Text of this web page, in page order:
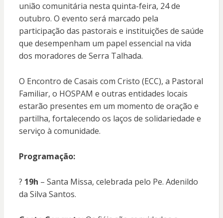
união comunitária nesta quinta-feira, 24 de
outubro. O evento será marcado pela
participação das pastorais e instituições de saúde
que desempenham um papel essencial na vida
dos moradores de Serra Talhada.
O Encontro de Casais com Cristo (ECC), a Pastoral
Familiar, o HOSPAM e outras entidades locais
estarão presentes em um momento de oração e
partilha, fortalecendo os laços de solidariedade e
serviço à comunidade.
Programação:
? 19h – Santa Missa, celebrada pelo Pe. Adenildo
da Silva Santos.